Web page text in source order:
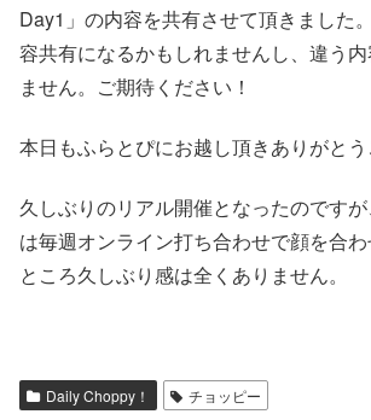
Day1」の内容を共有させて頂きました
容共有になるかもしれませんし、違う
ません。ご期待ください！
本日もふらとぴにお越し頂きありがとう
久しぶりのリアル開催となったのです
は毎週オンライン打ち合わせで顔を合
ところ久しぶり感は全くありません。
Daily Choppy！ チョッピー